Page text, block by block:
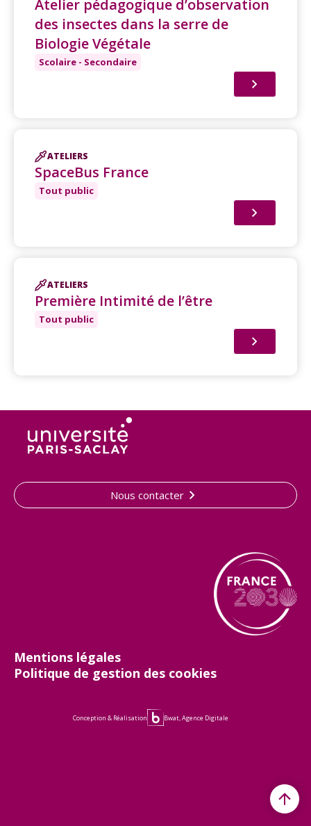
Atelier pédagogique d’observation
des insectes dans la serre de
Biologie Végétale
Scolaire - Secondaire
ATELIERS
SpaceBus France
Tout public
ATELIERS
Première Intimité de l’être
Tout public
Nous contacter
Mentions légales
Politique de gestion des cookies
Conception & Réalisation Bwat, Agence Digitale